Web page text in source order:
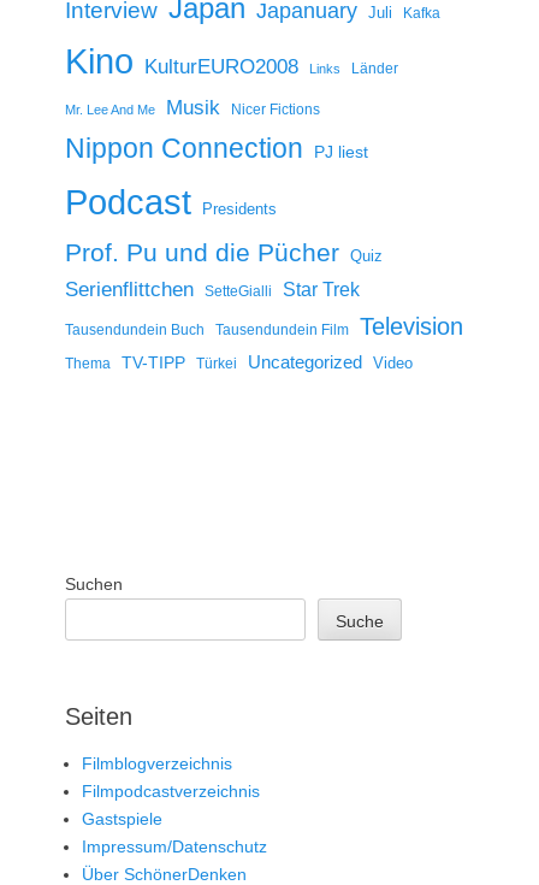
Interview Japan Japanuary Juli Kafka
Kino KulturEURO2008 Links Länder
Mr. Lee And Me Musik Nicer Fictions
Nippon Connection PJ liest
Podcast Presidents
Prof. Pu und die Pücher Quiz
Serienflittchen SetteGialli Star Trek
Tausendundein Buch Tausendundein Film Television
Thema TV-TIPP Türkei Uncategorized Video
Suchen
Suche
Seiten
Filmblogverzeichnis
Filmpodcastverzeichnis
Gastspiele
Impressum/Datenschutz
Über SchönerDenken